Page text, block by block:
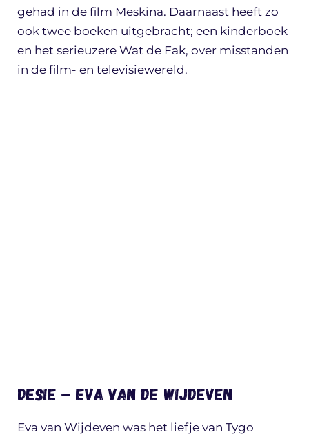
gehad in de film Meskina. Daarnaast heeft zo
ook twee boeken uitgebracht; een kinderboek
en het serieuzere Wat de Fak, over misstanden
in de film- en televisiewereld.
Desie – Eva van de Wijdeven
Eva van Wijdeven was het liefje van Tygo